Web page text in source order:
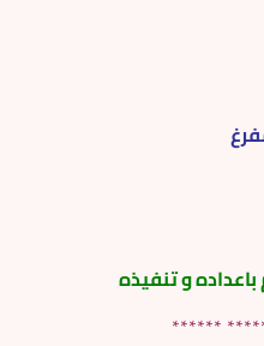
و تنفيذه
******